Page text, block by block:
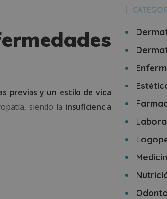
previas y un estilo de vida
siendo la insuficiencia